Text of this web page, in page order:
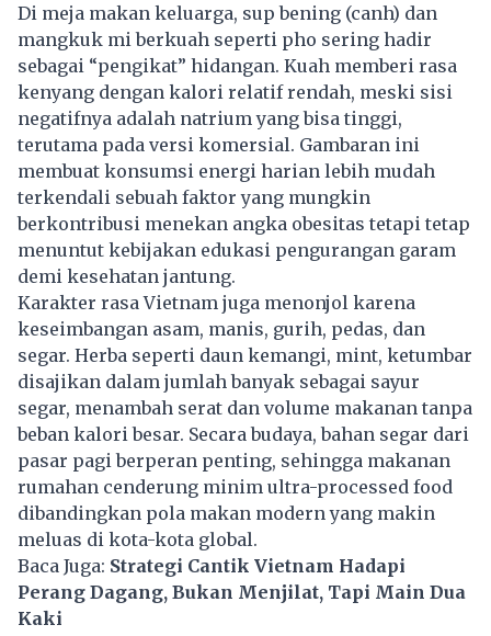
Di meja makan keluarga, sup bening (canh) dan
mangkuk mi berkuah seperti pho sering hadir
sebagai “pengikat” hidangan. Kuah memberi rasa
kenyang dengan kalori relatif rendah, meski sisi
negatifnya adalah natrium yang bisa tinggi,
terutama pada versi komersial. Gambaran ini
membuat konsumsi energi harian lebih mudah
terkendali sebuah faktor yang mungkin
berkontribusi menekan angka obesitas tetapi tetap
menuntut kebijakan edukasi pengurangan garam
demi kesehatan jantung.
Karakter rasa Vietnam juga menonjol karena
keseimbangan asam, manis, gurih, pedas, dan
segar. Herba seperti daun kemangi, mint, ketumbar
disajikan dalam jumlah banyak sebagai sayur
segar, menambah serat dan volume makanan tanpa
beban kalori besar. Secara budaya, bahan segar dari
pasar pagi berperan penting, sehingga makanan
rumahan cenderung minim ultra-processed food
dibandingkan pola makan modern yang makin
meluas di kota-kota global.
Baca Juga: Strategi Cantik Vietnam Hadapi
Perang Dagang, Bukan Menjilat, Tapi Main Dua
Kaki